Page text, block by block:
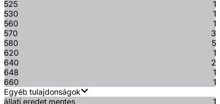
525
1
530
1
560
1
570
3
580
5
620
1
640
2
648
1
660
1
Egyéb tulajdonságok
állati eredet mentes
1